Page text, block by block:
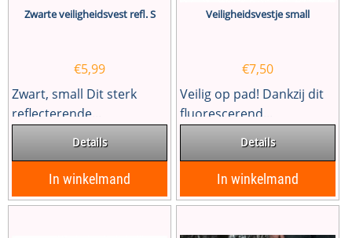
Zwarte veiligheidsvest refl. S
€5,99
Zwart, small Dit sterk
reflecterende...
Details
In winkelmand
Veiligheidsvestje small
€7,50
Veilig op pad! Dankzij dit
fluorescerend...
Details
In winkelmand